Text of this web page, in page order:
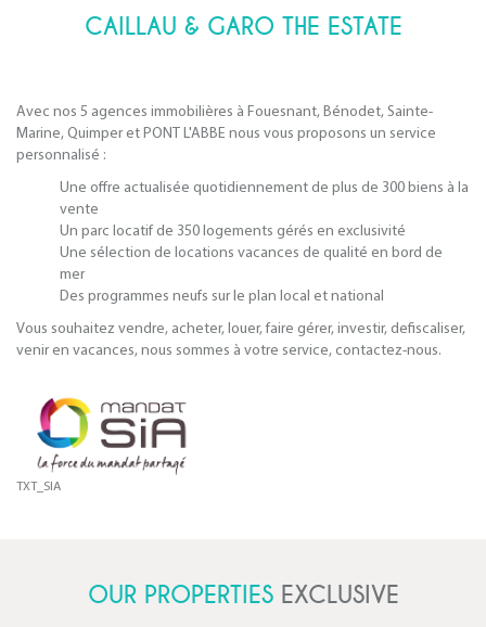
CAILLAU & GARO THE ESTATE
Avec nos 5 agences immobilières à Fouesnant, Bénodet, Sainte-
Marine, Quimper et PONT L'ABBE nous vous proposons un service
personnalisé :
Une oﬀre actualisée quotidiennement de plus de 300 biens à la
vente
Un parc locatif de 350 logements gérés en exclusivité
Une sélection de locations vacances de qualité en bord de
mer
Des programmes neufs sur le plan local et national
Vous souhaitez vendre, acheter, louer, faire gérer, investir, deﬁscaliser,
venir en vacances, nous sommes à votre service, contactez-nous.
TXT_SIA
OUR PROPERTIES EXCLUSIVE